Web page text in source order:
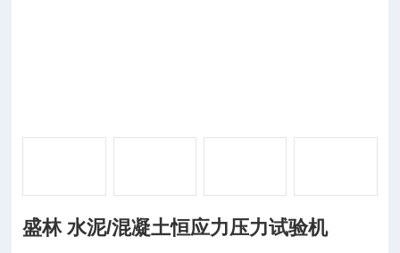
盛林 水泥/混凝土恒应力压力试验机